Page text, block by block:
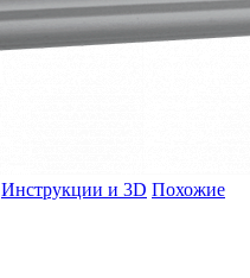
Инструкции и 3D Похожие